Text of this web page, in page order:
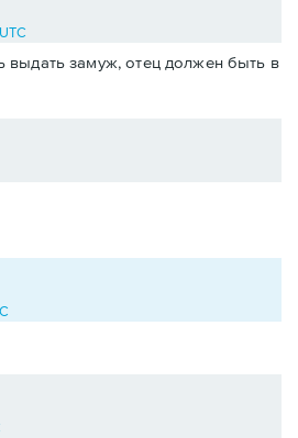
выдать замуж, отец должен быть в